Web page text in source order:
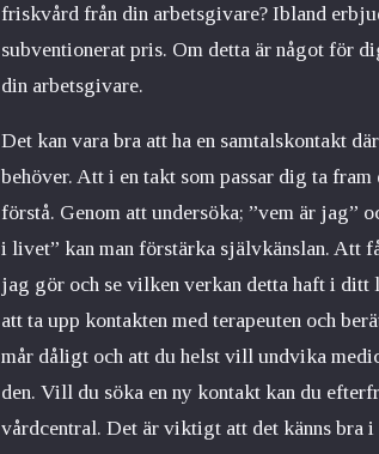
friskvård från din arbetsgivare? Ibland
subventionerat pris. Om detta är något för
din arbetsgivare.
Det kan vara bra att ha en samtalskontakt
behöver. Att i en takt som passar dig ta
förstå. Genom att undersöka; ”vem är jag”
i livet” kan man förstärka självkänslan. Att
jag gör och se vilken verkan detta haft i
att ta upp kontakten med terapeuten och
mår dåligt och att du helst vill undvika
den. Vill du söka en ny kontakt kan du
vårdcentral. Det är viktigt att det känns bra i